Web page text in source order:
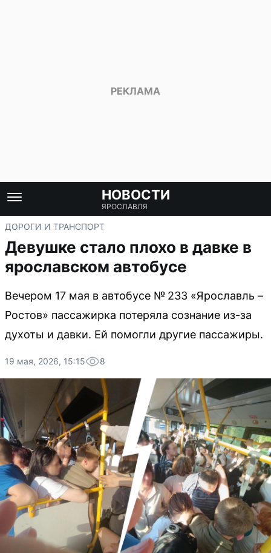
НОВОСТИ
ЯРОСЛАВЛЯ
ДОРОГИ И ТРАНСПОРТ
Девушке стало плохо в давке в
ярославском автобусе
Вечером 17 мая в автобусе № 233 «Ярославль –
Ростов» пассажирка потеряла сознание из-за
духоты и давки. Ей помогли другие пассажиры.
19 мая, 2026, 15:15 8